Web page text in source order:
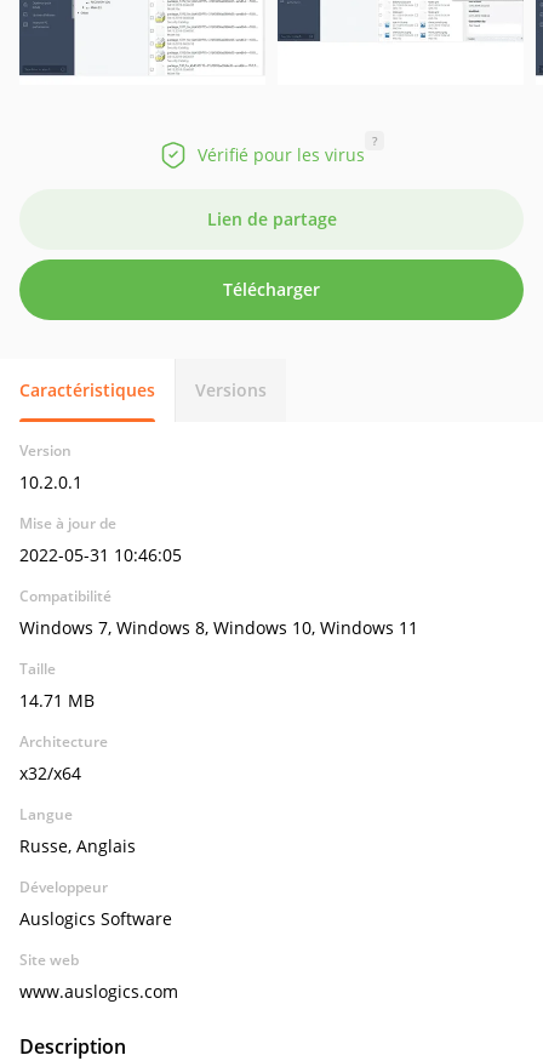
Vérifié pour les virus
?
Lien de partage
Télécharger
Caractéristiques Versions
Version
10.2.0.1
Mise à jour de
2022-05-31 10:46:05
Compatibilité
Windows 7, Windows 8, Windows 10, Windows 11
Taille
14.71 MB
Architecture
x32/x64
Langue
Russe, Anglais
Développeur
Auslogics Software
Site web
www.auslogics.com
Description